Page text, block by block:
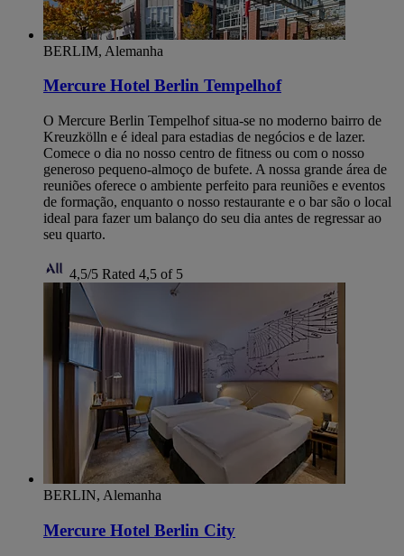
BERLIM, Alemanha
Mercure Hotel Berlin Tempelhof
O Mercure Berlin Tempelhof situa-se no moderno bairro de
Kreuzkölln e é ideal para estadias de negócios e de lazer.
Comece o dia no nosso centro de fitness ou com o nosso
generoso pequeno-almoço de bufete. A nossa grande área de
reuniões oferece o ambiente perfeito para reuniões e eventos
de formação, enquanto o nosso restaurante e o bar são o local
ideal para fazer um balanço do seu dia antes de regressar ao
seu quarto.
4,5/5 Rated 4,5 of 5
BERLIN, Alemanha
Mercure Hotel Berlin City